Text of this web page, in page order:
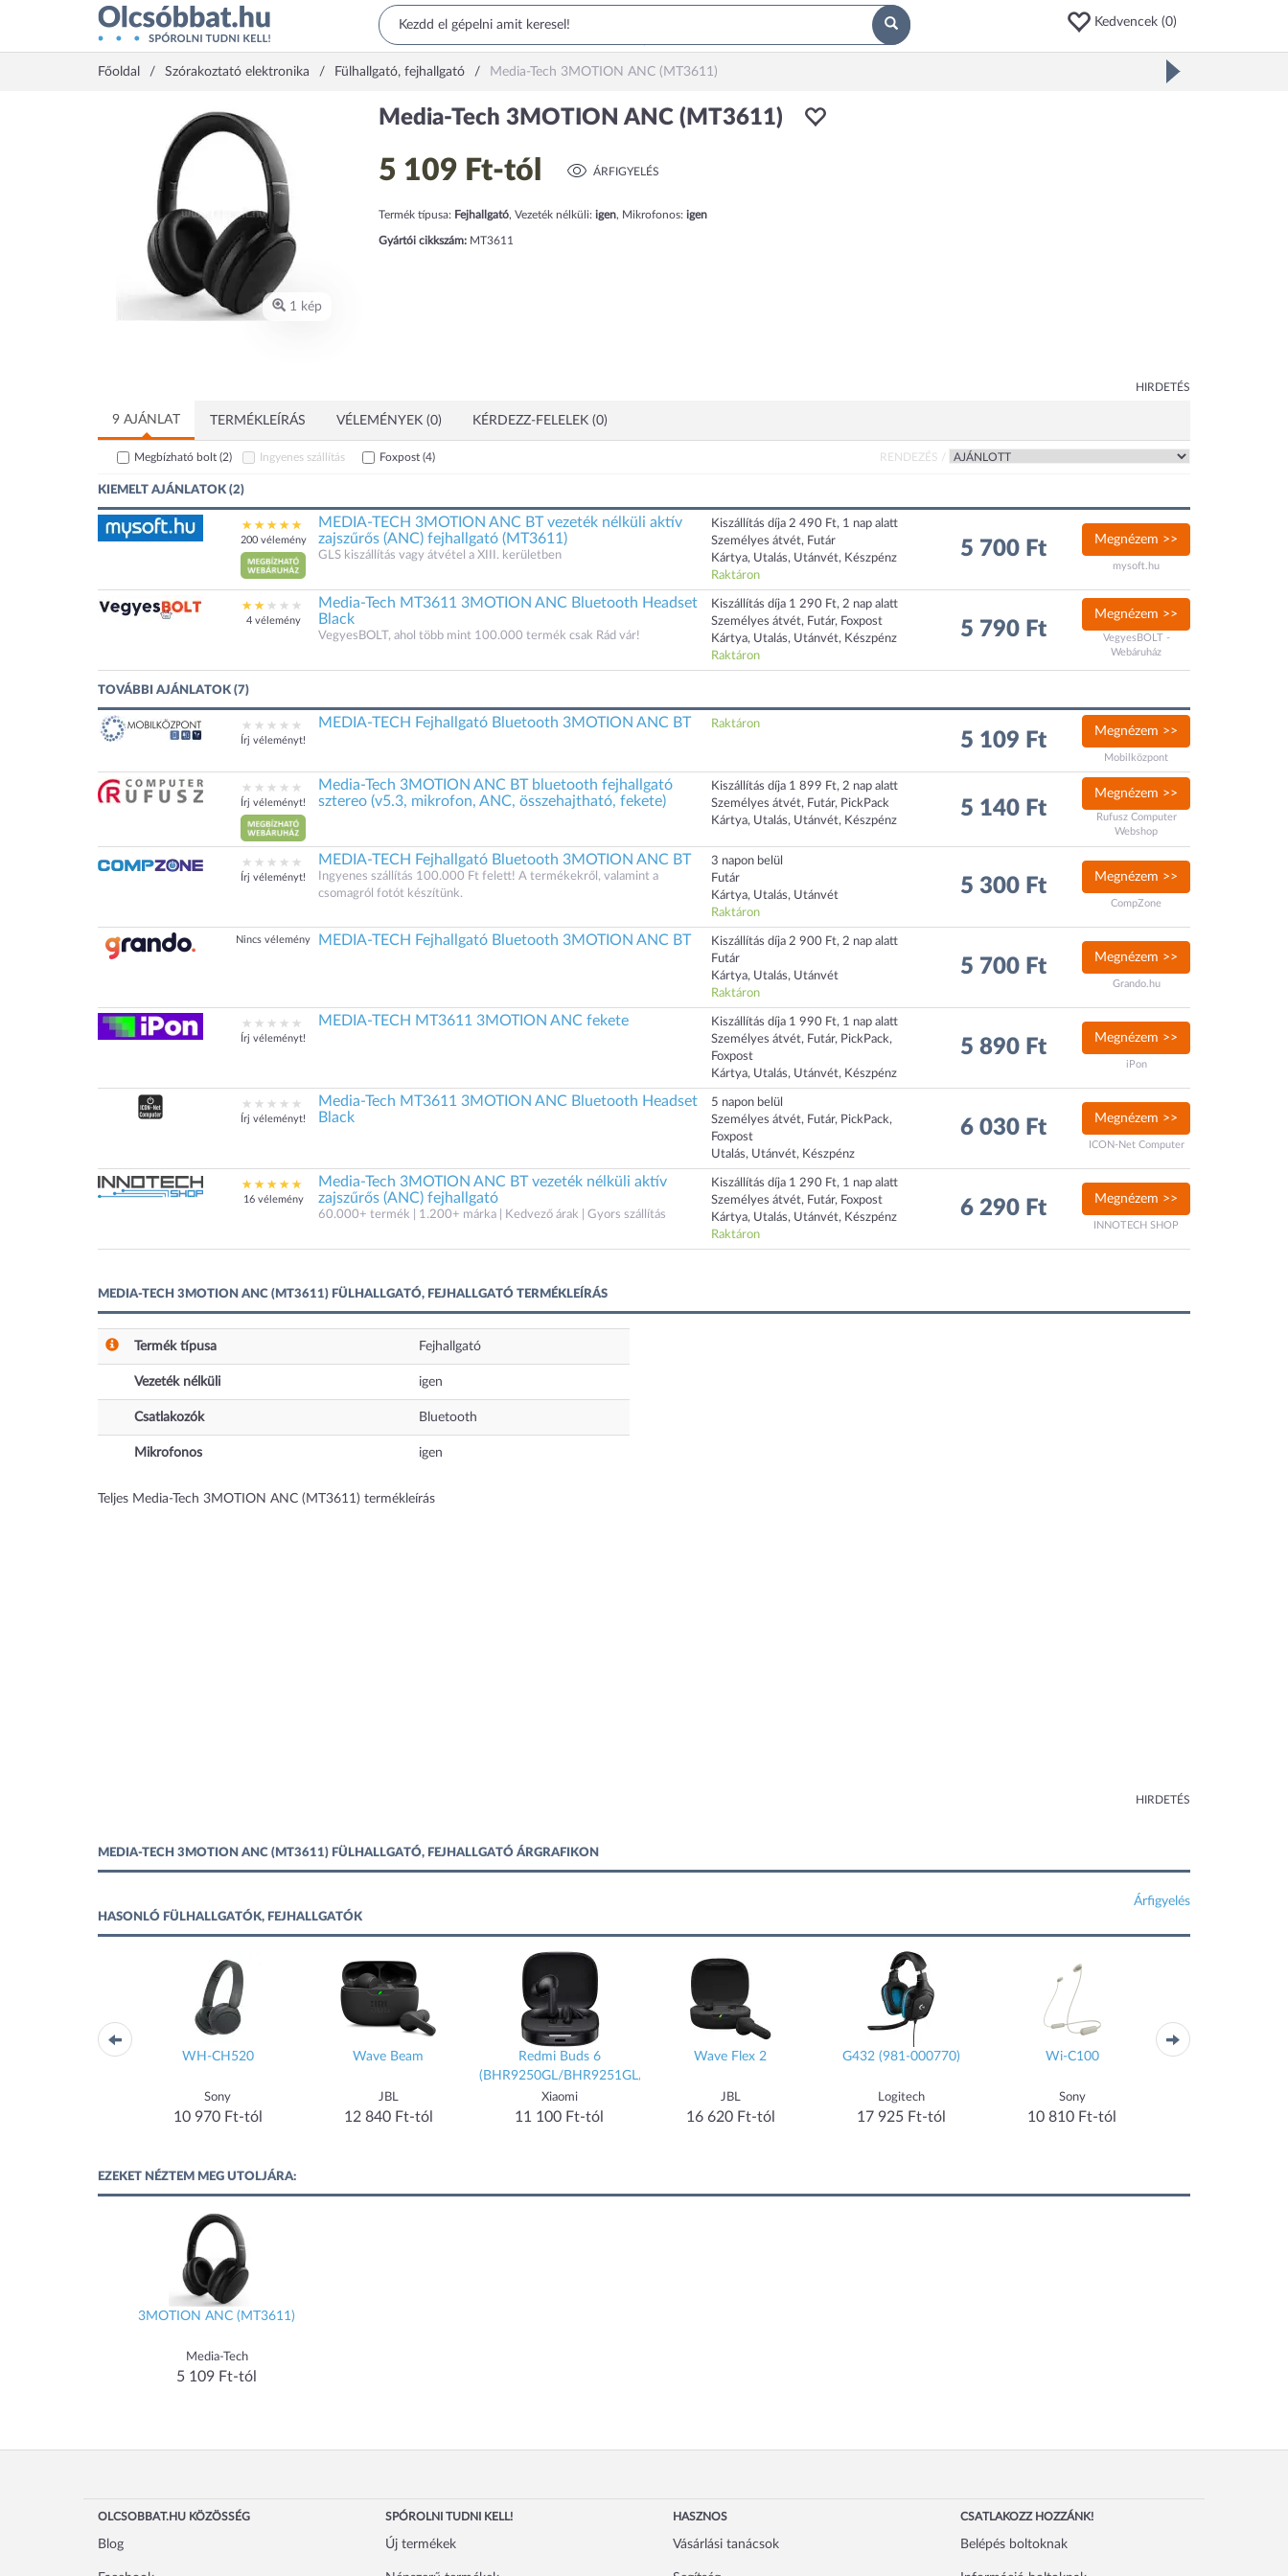
Kedvencek (0)
Főoldal Szórakoztató elektronika Fülhallgató, fejhallgató Media-Tech 3MOTION ANC (MT3611)
1 kép
Media-Tech 3MOTION ANC (MT3611)
5 109 Ft-tól ÁRFIGYELÉS
Termék típusa: Fejhallgató, Vezeték nélküli: igen, Mikrofonos: igen
Gyártói cikkszám:MT3611
HIRDETÉS
9 AJÁNLAT TERMÉKLEÍRÁS VÉLEMÉNYEK (0) KÉRDEZZ-FELELEK (0)
Megbízható bolt (2) Ingyenes szállítás Foxpost (4) RENDEZÉS /
KIEMELT AJÁNLATOK (2)
200 vélemény
MEDIA-TECH 3MOTION ANC BT vezeték nélküli aktív
zajszűrős (ANC) fejhallgató (MT3611)
GLS kiszállítás vagy átvétel a XIII. kerületben
Kiszállítás díja 2 490 Ft, 1 nap alatt
Személyes átvét, Futár
Kártya, Utalás, Utánvét, Készpénz
Raktáron
5 700 Ft Megnézem >>
mysoft.hu
4 vélemény
Media-Tech MT3611 3MOTION ANC Bluetooth Headset
Black
VegyesBOLT, ahol több mint 100.000 termék csak Rád vár!
Kiszállítás díja 1 290 Ft, 2 nap alatt
Személyes átvét, Futár, Foxpost
Kártya, Utalás, Utánvét, Készpénz
Raktáron
5 790 Ft
Megnézem >>
VegyesBOLT -
Webáruház
TOVÁBBI AJÁNLATOK (7)
Írj véleményt!
MEDIA-TECH Fejhallgató Bluetooth 3MOTION ANC BT Raktáron
5 109 Ft Megnézem >>
Mobilközpont
Írj véleményt!
Media-Tech 3MOTION ANC BT bluetooth fejhallgató
sztereo (v5.3, mikrofon, ANC, összehajtható, fekete)
Kiszállítás díja 1 899 Ft, 2 nap alatt
Személyes átvét, Futár, PickPack
Kártya, Utalás, Utánvét, Készpénz
5 140 Ft
Megnézem >>
Rufusz Computer
Webshop
Írj véleményt!
MEDIA-TECH Fejhallgató Bluetooth 3MOTION ANC BT
Ingyenes szállítás 100.000 Ft felett! A termékekről, valamint a
csomagról fotót készítünk.
3 napon belül
Futár
Kártya, Utalás, Utánvét
Raktáron
5 300 Ft Megnézem >>
CompZone
Nincs vélemény MEDIA-TECH Fejhallgató Bluetooth 3MOTION ANC BT
Kiszállítás díja 2 900 Ft, 2 nap alatt
Futár
Kártya, Utalás, Utánvét
Raktáron
5 700 Ft Megnézem >>
Grando.hu
Írj véleményt!
MEDIA-TECH MT3611 3MOTION ANC fekete
Kiszállítás díja 1 990 Ft, 1 nap alatt
Személyes átvét, Futár, PickPack,
Foxpost
Kártya, Utalás, Utánvét, Készpénz
5 890 Ft Megnézem >>
iPon
Írj véleményt!
Media-Tech MT3611 3MOTION ANC Bluetooth Headset
Black
5 napon belül
Személyes átvét, Futár, PickPack,
Foxpost
Utalás, Utánvét, Készpénz
6 030 Ft Megnézem >>
ICON-Net Computer
16 vélemény
Media-Tech 3MOTION ANC BT vezeték nélküli aktív
zajszűrős (ANC) fejhallgató
60.000+ termék | 1.200+ márka | Kedvező árak | Gyors szállítás
Kiszállítás díja 1 290 Ft, 1 nap alatt
Személyes átvét, Futár, Foxpost
Kártya, Utalás, Utánvét, Készpénz
Raktáron
6 290 Ft Megnézem >>
INNOTECH SHOP
MEDIA-TECH 3MOTION ANC (MT3611) FÜLHALLGATÓ, FEJHALLGATÓ TERMÉKLEÍRÁS
Termék típusa Fejhallgató
Vezeték nélküli igen
Csatlakozók Bluetooth
Mikrofonos igen
Teljes Media-Tech 3MOTION ANC (MT3611) termékleírás
HIRDETÉS
MEDIA-TECH 3MOTION ANC (MT3611) FÜLHALLGATÓ, FEJHALLGATÓ ÁRGRAFIKON
Árfigyelés
HASONLÓ FÜLHALLGATÓK, FEJHALLGATÓK
WH-CH520
Sony
10 970 Ft-tól
Wave Beam
JBL
12 840 Ft-tól
Redmi Buds 6
(BHR9250GL/BHR9251GL/BHR9245GL)
Xiaomi
11 100 Ft-tól
Wave Flex 2
JBL
16 620 Ft-tól
G432 (981-000770)
Logitech
17 925 Ft-tól
Wi-C100
Sony
10 810 Ft-tól
EZEKET NÉZTEM MEG UTOLJÁRA:
3MOTION ANC (MT3611)
Media-Tech
5 109 Ft-tól
OLCSOBBAT.HU KÖZÖSSÉG
Blog
SPÓROLNI TUDNI KELL!
Új termékek
HASZNOS
Vásárlási tanácsok
CSATLAKOZZ HOZZÁNK!
Belépés boltoknak